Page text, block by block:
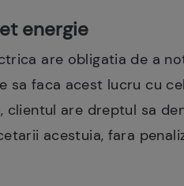
energie
are obligatia de a
sa faca acest lucru cu
clientul are dreptul sa
acestuia, fara